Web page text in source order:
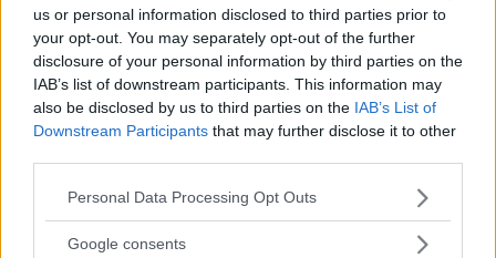
us or personal information disclosed to third parties prior to
your opt-out. You may separately opt-out of the further
disclosure of your personal information by third parties on the
IAB’s list of downstream participants. This information may
also be disclosed by us to third parties on the IAB’s List of
Downstream Participants that may further disclose it to other
Please note that this website/app uses one or more Google
not limited to your visit or usage behaviour. You may click to
Personal Data Processing Opt Outs
Google consents
ISHOCKEY
EXTRA: KALMARS NYA SPORTCHEF
LÄMNAR DIREKT
ISHOCKEY 09 maj 2026 18.06